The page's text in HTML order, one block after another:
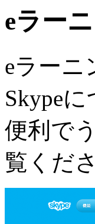
eラー
eラーニ
Skype
便利で
覧くだ